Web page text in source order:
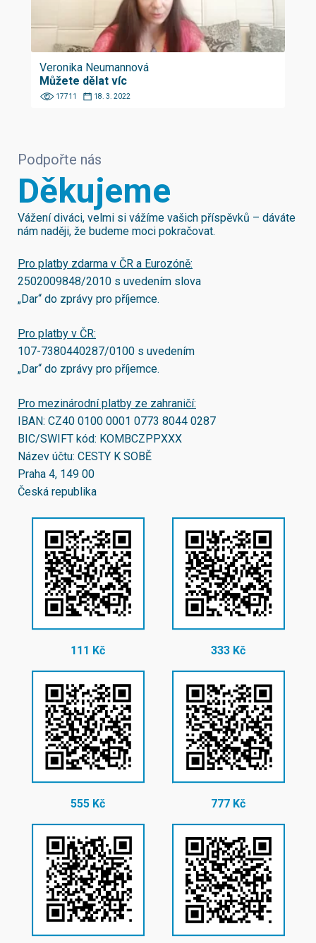
Veronika Neumannová
Můžete dělat víc
17711 18. 3. 2022
Podpořte nás
Děkujeme
Vážení diváci, velmi si vážíme vašich příspěvků – dáváte
nám naději, že budeme moci pokračovat.
Pro platby zdarma v ČR a Eurozóně:
2502009848/2010 s uvedením slova
„Dar“ do zprávy pro příjemce.
Pro platby v ČR:
107-7380440287/0100 s uvedením
„Dar“ do zprávy pro příjemce.
Pro mezinárodní platby ze zahraničí:
IBAN: CZ40 0100 0001 0773 8044 0287
BIC/SWIFT kód: KOMBCZPPXXX
Název účtu: CESTY K SOBĚ
Praha 4, 149 00
Česká republika
111 Kč 333 Kč
555 Kč 777 Kč